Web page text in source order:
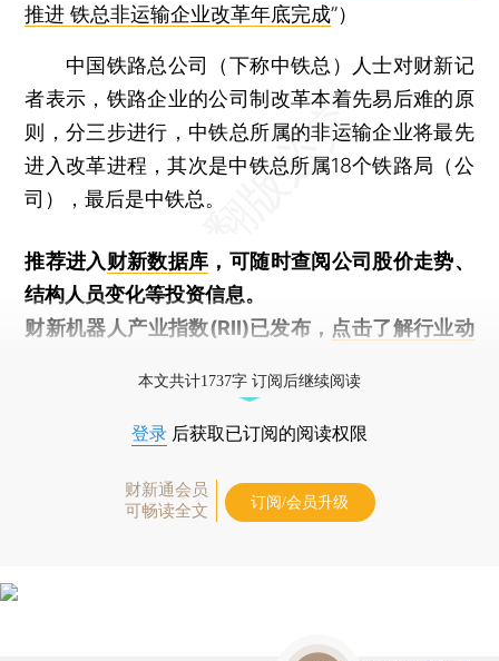
推进 铁总非运输企业改革年底完成”）
中国铁路总公司（下称中铁总）人士对财新记
者表示，铁路企业的公司制改革本着先易后难的原
则，分三步进行，中铁总所属的非运输企业将最先
进入改革进程，其次是中铁总所属18个铁路局（公
司），最后是中铁总。
推荐进入财新数据库 ，可随时查阅公司股价走势、
结构人员变化等投资信息。
财新机器人产业指数(RII)已发布， 点击了解行业动
本文共计1737字 订阅后继续阅读
登录 后获取已订阅的阅读权限
财新通会员
可畅读全文
订阅/会员升级